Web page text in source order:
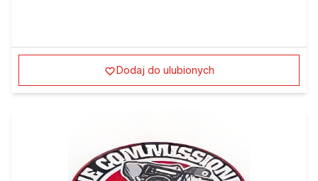
Dodaj do ulubionych